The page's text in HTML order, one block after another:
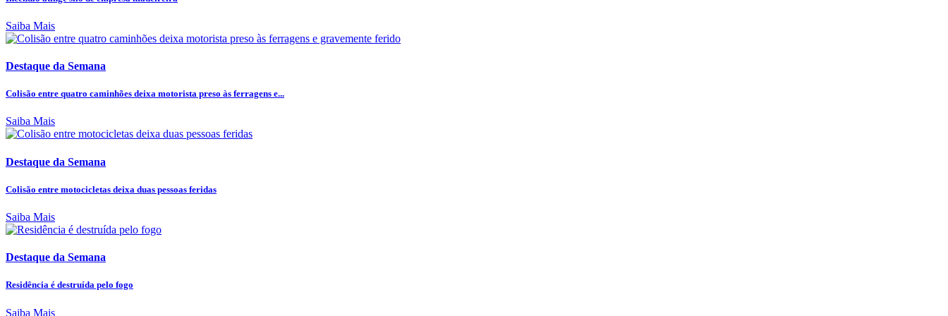
Saiba Mais
Destaque da Semana
Colisão entre quatro caminhões deixa motorista preso às ferragens e...
Saiba Mais
Destaque da Semana
Colisão entre motocicletas deixa duas pessoas feridas
Saiba Mais
Destaque da Semana
Residência é destruída pelo fogo
Saiba Mais